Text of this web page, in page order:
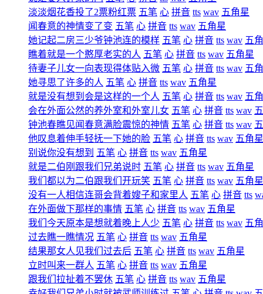
淡淡烟花香投了2票粉红票 五笔 心 拼音 tts wav 五角星
闻春意的神情变了变 五笔 心 拼音 tts wav 五角星
她记起二房三少爷钟池连的模样 五笔 心 拼音 tts wav 五
瞧着就是一个憨厚老实的人 五笔 心 拼音 tts wav 五角星
待妻子儿女一向表现得体贴入微 五笔 心 拼音 tts wav 五
她寻思了许多的人 五笔 心 拼音 tts wav 五角星
就是没有想到会是这样的一个人 五笔 心 拼音 tts wav 五
会在外面公然的养外室和外室儿女 五笔 心 拼音 tts wav
钟池春瞧见闻春意满脸震惊的神情 五笔 心 拼音 tts wav
他叹息着伸手轻抚一下她的脸 五笔 心 拼音 tts wav 五角星
别说你没有想到 五笔 心 拼音 tts wav 五角星
就是二伯刚跟我们兄弟说时 五笔 心 拼音 tts wav 五角星
我们都以为二伯跟我们开玩笑 五笔 心 拼音 tts wav 五角星
没有一人相信连哥会背着嫂子和家里人 五笔 心 拼音 tts
在外面做下那样的事情 五笔 心 拼音 tts wav 五角星
我们今天原本是想就着晚上人少 五笔 心 拼音 tts wav 五
过去瞧一瞧情况 五笔 心 拼音 tts wav 五角星
结果那女人见我们过去后 五笔 心 拼音 tts wav 五角星
立时叫来一群人 五笔 心 拼音 tts wav 五角星
跟我们拉扯着不罢休 五笔 心 拼音 tts wav 五角星